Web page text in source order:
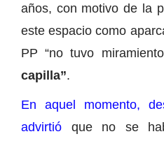
años, con motivo de la
este espacio como
PP “no tuvo
capilla”.
En aquel momento,
advirtió que no se